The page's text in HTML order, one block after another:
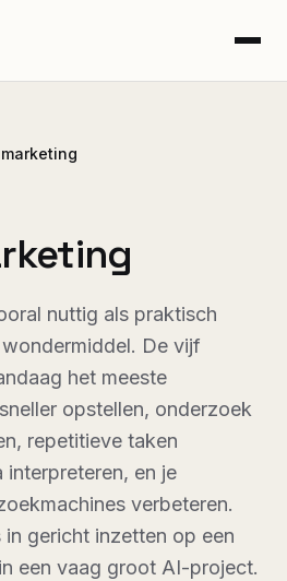
nuttig als praktisch
De vijf
het meeste
opstellen, onderzoek
repetitieve taken
interpreteren, en je
verbeteren.
gericht inzetten op een
een vaag groot AI-project.